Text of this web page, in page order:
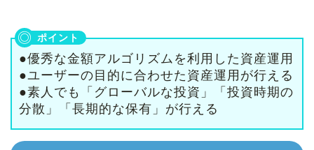
●優秀な金額アルゴリズムを利用した資産運用
●ユーザーの目的に合わせた資産運用が行える
●素人でも「グローバルな投資」「投資時期の
分散」「長期的な保有」が行える